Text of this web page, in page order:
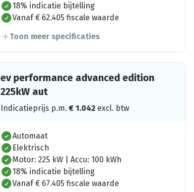
18% indicatie bijtelling
Vanaf € 62.405 fiscale waarde
Toon meer specificaties
ev performance advanced edition
225kW aut
Indicatieprijs p.m.€ 1.042 excl. btw
Automaat
Elektrisch
Motor: 225 kW | Accu: 100 kWh
18% indicatie bijtelling
Vanaf € 67.405 fiscale waarde